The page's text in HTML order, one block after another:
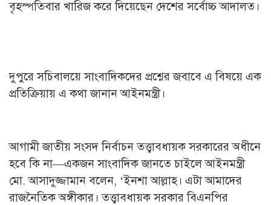
বৃহস্পতিবার খারিজ করে দিয়েছেন দেশের সর্বোচ্চ আদালত।
দুপুরে সচিবালয়ে সাংবাদিকদের প্রশ্নের জবাবে এ বিষয়ে এক
প্রতিক্রিয়ায় এ কথা জানান আইনমন্ত্রী।
আগামী জাতীয় সংসদ নির্বাচন তত্ত্বাবধায়ক সরকারের অধীনে
হবে কি না—একজন সাংবাদিক জানতে চাইলে আইনমন্ত্রী
মো. আসাদুজ্জামান বলেন, ‘ইনশা আল্লাহ। এটা আমাদের
রাজনৈতিক অঙ্গীকার। তত্ত্বাবধায়ক সরকার বিএনপির